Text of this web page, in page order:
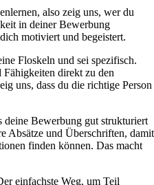
also zeig uns, wer du
in deiner Bewerbung
motiviert und begeistert.
Floskeln und sei spezifisch.
direkt zu den
uns, dass du die richtige Person
deine Bewerbung gut strukturiert
Absätze und Überschriften, damit
finden können. Das macht
einfachste Weg, um Teil